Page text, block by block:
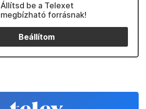
Állítsd be a Telexet
megbízható forrásnak!
Beállítom